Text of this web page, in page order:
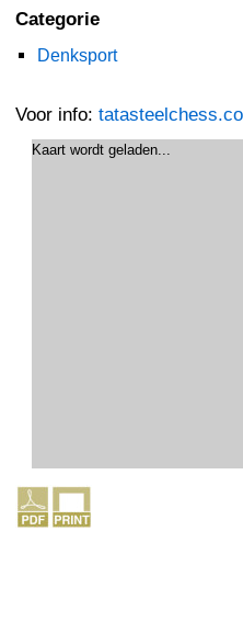
Categorie
Denksport
Voor info:
Kaart wordt geladen...